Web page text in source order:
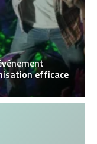
efficace